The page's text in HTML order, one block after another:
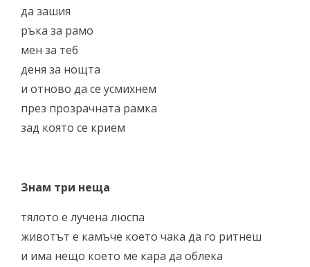
да зашия
ръка за рамо
мен за теб
деня за нощта
и отново да се усмихнем
през прозрачната рамка
зад която се крием
Знам три неща
тялото е лучена люспа
животът е камъче което чака да го ритнеш
и има нещо което ме кара да облека